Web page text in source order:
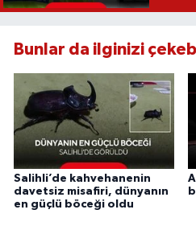
Bunlar da ilginizi
Salihli’de kahvehanenin
davetsiz misafiri, dünyanın
en güçlü böceği oldu